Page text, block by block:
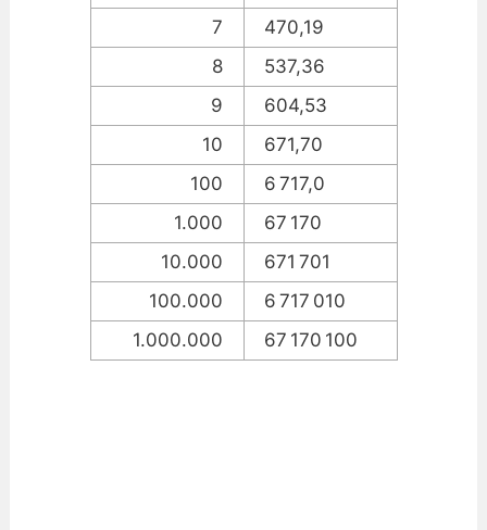
7
470,19
8
537,36
9
604,53
10
671,70
100
6 717,0
1.000
67 170
10.000
671 701
100.000
6 717 010
1.000.000
67 170 100